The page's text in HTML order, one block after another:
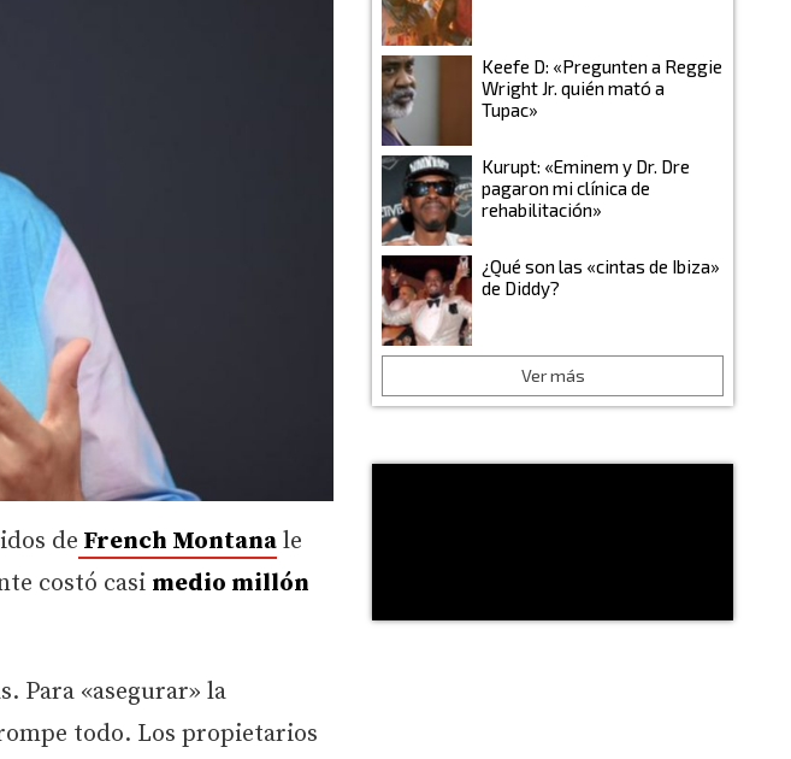
de French Montana le
costó casi medio millón
Para «asegurar» la
todo. Los propietarios
Keefe D: «Pregunten a Reggie
Wright Jr. quién mató a
Tupac»
Kurupt: «Eminem y Dr. Dre
pagaron mi clínica de
rehabilitación»
¿Qué son las «cintas de Ibiza»
de Diddy?
Ver más